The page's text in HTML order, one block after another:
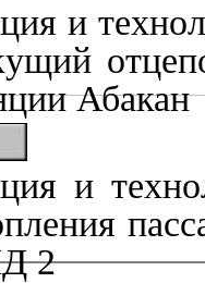
и
Абакан
и
2